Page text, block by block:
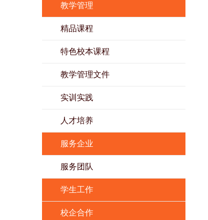
教学管理
精品课程
特色校本课程
教学管理文件
实训实践
人才培养
服务企业
服务团队
学生工作
校企合作